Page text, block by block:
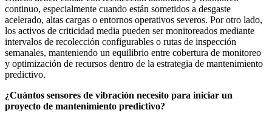
continuo, especialmente cuando están sometidos a desgaste
acelerado, altas cargas o entornos operativos severos. Por otro lado,
los activos de criticidad media pueden ser monitoreados mediante
intervalos de recolección configurables o rutas de inspección
semanales, manteniendo un equilibrio entre cobertura de monitoreo
y optimización de recursos dentro de la estrategia de mantenimiento
predictivo.
¿Cuántos sensores de vibración necesito para iniciar un
proyecto de mantenimiento predictivo?